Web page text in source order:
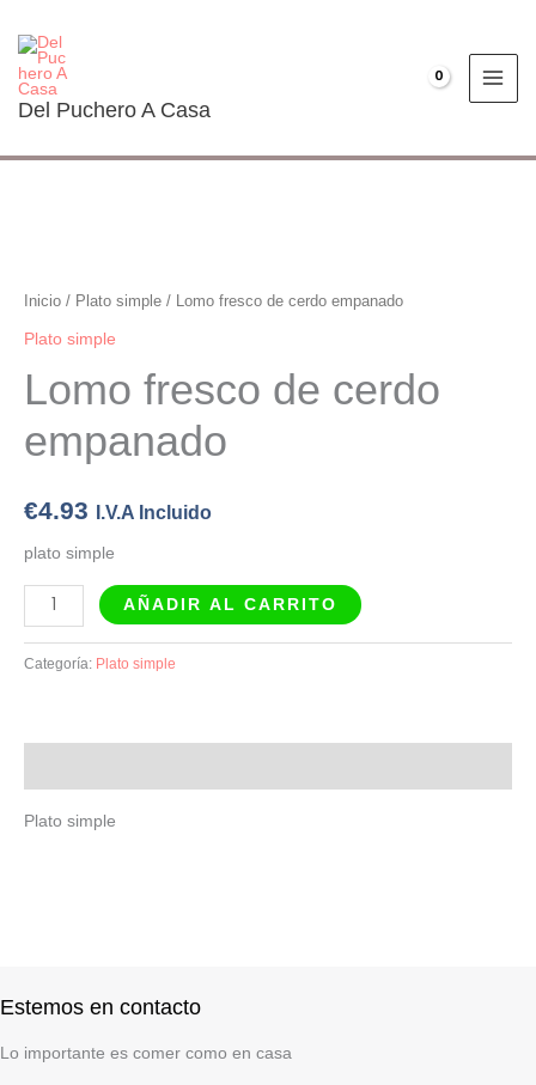
contenido
Del Puchero A Casa
Inicio / Plato simple / Lomo fresco de cerdo empanado
Plato simple
Lomo fresco de cerdo
empanado
€4.93 I.V.A Incluido
plato simple
de
cerdo
cantidad
AÑADIR AL CARRITO
Categoría: Plato simple
Plato simple
Estemos en contacto
Lo importante es comer como en casa